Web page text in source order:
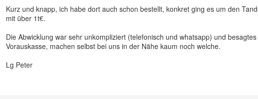
Kurz und knapp, ich habe dort auch schon bestellt, konkret ging es um den
mit über 1t€.
Die Abwicklung war sehr unkompliziert (telefonisch und whatsapp) und
Vorauskasse, machen selbst bei uns in der Nähe kaum noch welche.
Lg Peter